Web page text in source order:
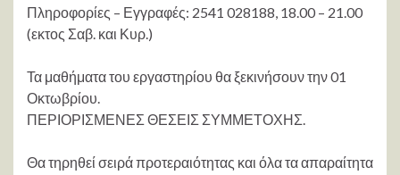
Πληροφορίες – Εγγραφές: 2541 028188, 18.00 – 21.00
(εκτος Σαβ. και Κυρ.)
Τα μαθήματα του εργαστηρίου θα ξεκινήσουν την 01
Οκτωβρίου.
ΠΕΡΙΟΡΙΣΜΕΝΕΣ ΘΕΣΕΙΣ ΣΥΜΜΕΤΟΧΗΣ.
Θα τηρηθεί σειρά προτεραιότητας και όλα τα απαραίτητα